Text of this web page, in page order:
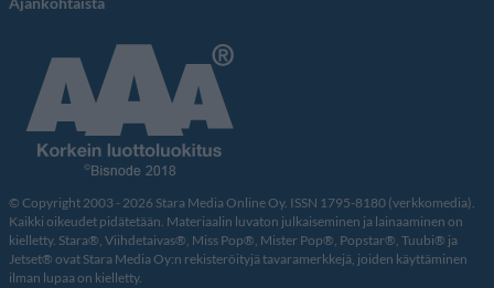
© Copyright 2003 - 2026 Stara Media Online Oy. ISSN 1795-8180 (verkkomedia).
Kaikki oikeudet pidätetään. Materiaalin luvaton julkaiseminen ja lainaaminen on
kielletty. Stara®, Viihdetaivas®, Miss Pop®, Mister Pop®, Popstar®, Tuubi® ja
Jetset® ovat Stara Media Oy:n rekisteröityjä tavaramerkkejä, joiden käyttäminen
ilman lupaa on kielletty.